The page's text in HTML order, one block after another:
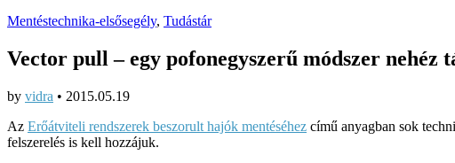
Mentéstechnika-elsősegély, Tudástár
Vector pull – egy pofonegyszerű módszer
by vidra • 2015.05.19
Az Erőátviteli rendszerek beszorult hajók mentéséhez című anyagban sok
felszerelés is kell hozzájuk.